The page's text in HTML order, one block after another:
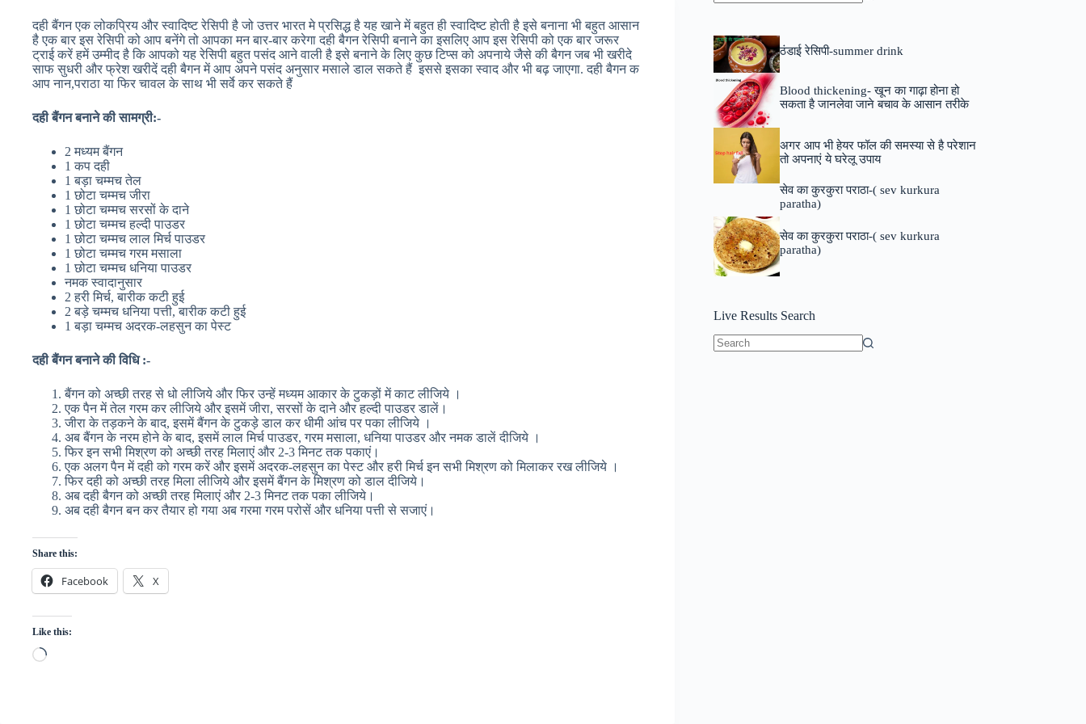
दही बैंगन एक लोकप्रिय और स्वादिष्ट रेसिपी है जो उत्तर भारत मे प्रसिद्ध है यह खाने में बहुत ही स्वादिष्ट होती है इसे बनाना भी बहुत आसान
है एक बार इस रेसिपी को आप बनेंगे तो आपका मन बार-बार करेगा दही बैगन रेसिपी बनाने का इसलिए आप इस रेसिपी को एक बार जरूर
ट्राई करें हमें उम्मीद है कि आपको यह रेसिपी बहुत पसंद आने वाली है इसे बनाने के लिए कुछ टिप्स को अपनाये जैसे की बैगन जब भी खरीदे
साफ सुधरी और फ्रेश खरीदें दही बैगन में आप अपने पसंद अनुसार मसाले डाल सकते हैं इससे इसका स्वाद और भी बढ़ जाएगा. दही बैगन क
आप नान,पराठा या फिर चावल के साथ भी सर्वे कर सकते हैं
दही बैंगन बनाने की सामग्री:-
2 मध्यम बैंगन
1 कप दही
1 बड़ा चम्मच तेल
1 छोटा चम्मच जीरा
1 छोटा चम्मच सरसों के दाने
1 छोटा चम्मच हल्दी पाउडर
1 छोटा चम्मच लाल मिर्च पाउडर
1 छोटा चम्मच गरम मसाला
1 छोटा चम्मच धनिया पाउडर
नमक स्वादानुसार
2 हरी मिर्च, बारीक कटी हुई
2 बड़े चम्मच धनिया पत्ती, बारीक कटी हुई
1 बड़ा चम्मच अदरक-लहसुन का पेस्ट
दही बैंगन बनाने की विधि :-
बैंगन को अच्छी तरह से धो लीजिये और फिर उन्हें मध्यम आकार के टुकड़ों में काट लीजिये ।
एक पैन में तेल गरम कर लीजिये और इसमें जीरा, सरसों के दाने और हल्दी पाउडर डालें।
जीरा के तड़कने के बाद, इसमें बैंगन के टुकड़े डाल कर धीमी आंच पर पका लीजिये ।
अब बैंगन के नरम होने के बाद, इसमें लाल मिर्च पाउडर, गरम मसाला, धनिया पाउडर और नमक डालें दीजिये ।
फिर इन सभी मिश्रण को अच्छी तरह मिलाएं और 2-3 मिनट तक पकाएं।
एक अलग पैन में दही को गरम करें और इसमें अदरक-लहसुन का पेस्ट और हरी मिर्च इन सभी मिश्रण को मिलाकर रख लीजिये ।
फिर दही को अच्छी तरह मिला लीजिये और इसमें बैंगन के मिश्रण को डाल दीजिये।
अब दही बैगन को अच्छी तरह मिलाएं और 2-3 मिनट तक पका लीजिये।
अब दही बैगन बन कर तैयार हो गया अब गरमा गरम परोसें और धनिया पत्ती से सजाएं।
Share this:
Facebook X
Like this:
Loading…
ठंडाई रेसिपी-summer drink
Blood thickening- खून का गाढ़ा होना हो
सकता है जानलेवा जाने बचाव के आसान तरीके
अगर आप भी हेयर फॉल की समस्या से है परेशान
तो अपनाएं ये घरेलू उपाय
सेव का कुरकुरा पराठा-( sev kurkura
paratha)
सेव का कुरकुरा पराठा-( sev kurkura
paratha)
Live Results Search